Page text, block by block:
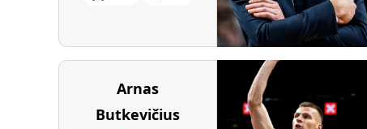
Arnas
Butkevičius